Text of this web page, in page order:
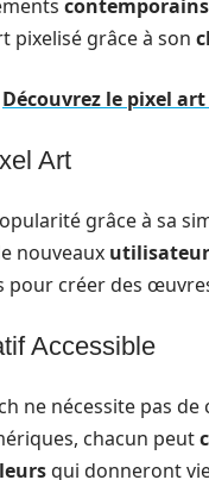
contemporains
pixelisé grâce à son
Découvrez le pixel
Art
grâce à sa
nouveaux
pour créer des
Accessible
ne nécessite pas
chacun peut
qui donneront